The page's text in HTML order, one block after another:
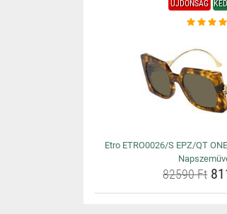
ÚJDONSÁG
Etro ETRO0026/S EPZ/QT
82590 Ft